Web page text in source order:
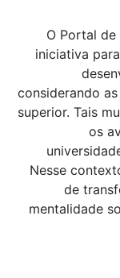
O Portal de
iniciativa
considerando
superior. Tais
os
Nesse
de
mentalidade